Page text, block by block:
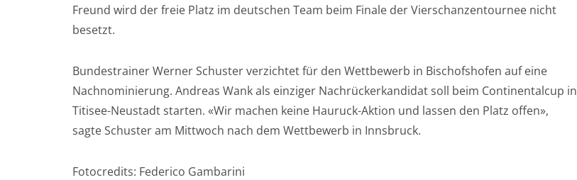
Freund wird der freie Platz im deutschen Team beim Finale der Vierschanzentournee nicht
besetzt.
Bundestrainer Werner Schuster verzichtet für den Wettbewerb in Bischofshofen auf eine
Nachnominierung. Andreas Wank als einziger Nachrückerkandidat soll beim Continentalcup in
Titisee-Neustadt starten. «Wir machen keine Hauruck-Aktion und lassen den Platz offen»,
sagte Schuster am Mittwoch nach dem Wettbewerb in Innsbruck.
Fotocredits: Federico Gambarini